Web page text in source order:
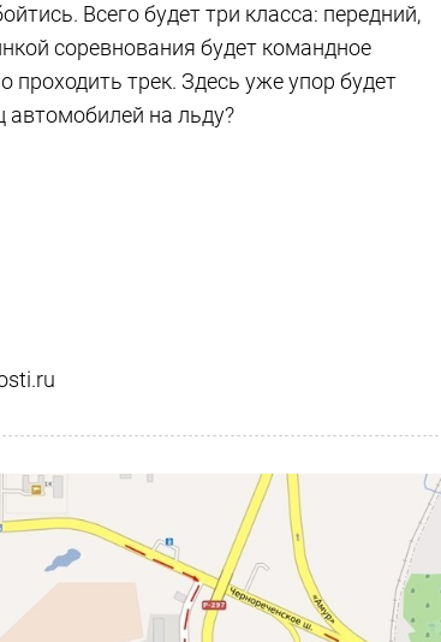
Всего будет три класса: передний,
соревнования будет командное
трек. Здесь уже упор будет
автомобилей на льду?